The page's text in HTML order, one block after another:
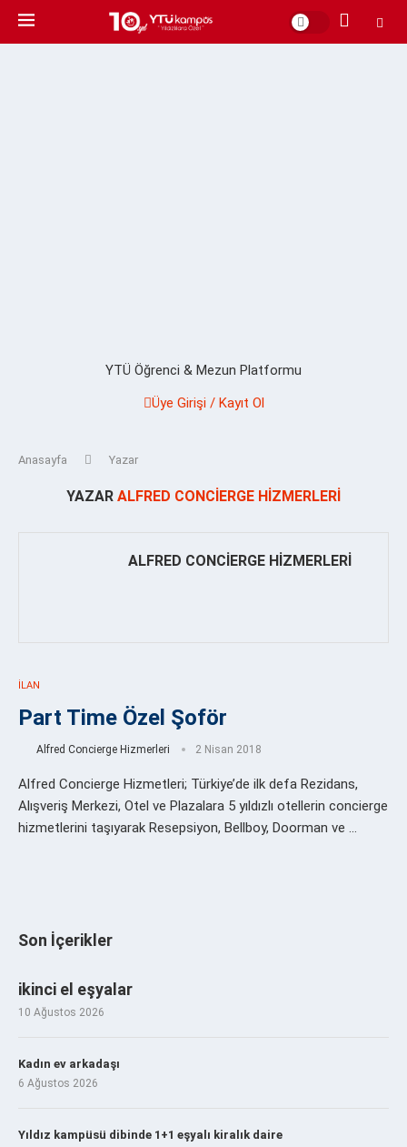
YTÜ Öğrenci & Mezun Platformu
Üye Girişi / Kayıt Ol
Anasayfa Yazar
YAZAR ALFRED CONCIERGE HIZMERLERI
ALFRED CONCIERGE HIZMERLERI
İLAN
Part Time Özel Şoför
Alfred Concierge Hizmerleri 2 Nisan 2018
Alfred Concierge Hizmetleri; Türkiye’de ilk defa Rezidans,
Alışveriş Merkezi, Otel ve Plazalara 5 yıldızlı otellerin concierge
hizmetlerini taşıyarak Resepsiyon, Bellboy, Doorman ve …
Son İçerikler
ikinci el eşyalar
10 Ağustos 2026
Kadın ev arkadaşı
6 Ağustos 2026
Yıldız kampüsü dibinde 1+1 eşyalı kiralık daire